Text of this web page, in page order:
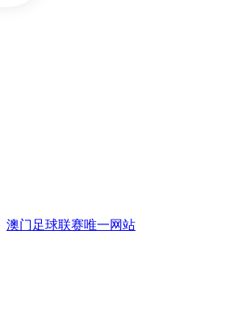
澳门足球联赛唯一网站